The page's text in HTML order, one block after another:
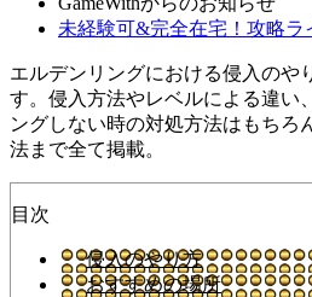
未経験可&完全在宅！攻略ラ
エルデンリングにおける侵入のや
す。侵入方法やレベルによる違い
ングしない時の対処方法はもちろ
法まで全て掲載。
目次
侵入のやり方
おすすめの場所